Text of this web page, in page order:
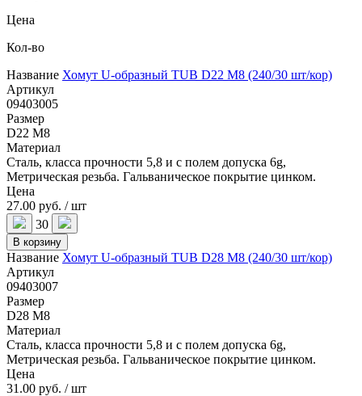
Цена
Кол-во
Название Хомут U-образный TUB D22 M8 (240/30 шт/кор)
Артикул
09403005
Размер
D22 M8
Материал
Сталь, класса прочности 5,8 и с полем допуска 6g,
Метрическая резьба. Гальваническое покрытие цинком.
Цена
27.00 руб. / шт
30
В корзину
Название Хомут U-образный TUB D28 M8 (240/30 шт/кор)
Артикул
09403007
Размер
D28 M8
Материал
Сталь, класса прочности 5,8 и с полем допуска 6g,
Метрическая резьба. Гальваническое покрытие цинком.
Цена
31.00 руб. / шт